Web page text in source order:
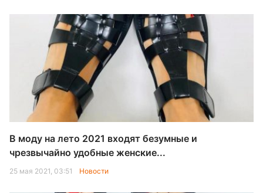
В моду на лето 2021 входят безумные и
чрезвычайно удобные женские...
25 мая 2021, 03:51 Новости